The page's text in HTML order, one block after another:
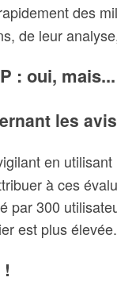
des
de leur
: oui, mais...
les
en
à ces
par 300
est plus élevée.